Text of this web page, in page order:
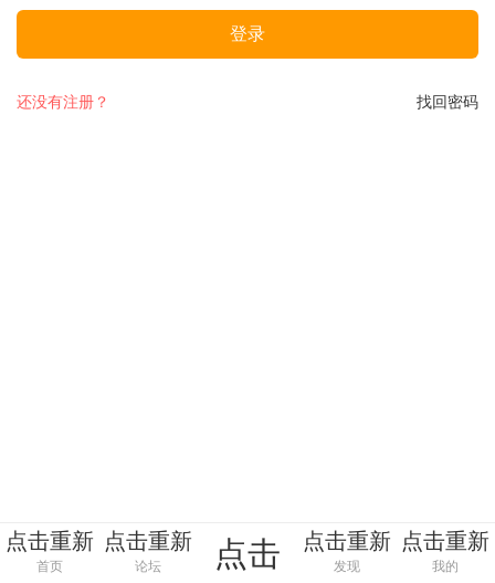
登录
找回密码
还没有注册？
点击重新
加载
首页
点击重新
加载
论坛 点击
点击重新
加载
发现
点击重新
加载
我的